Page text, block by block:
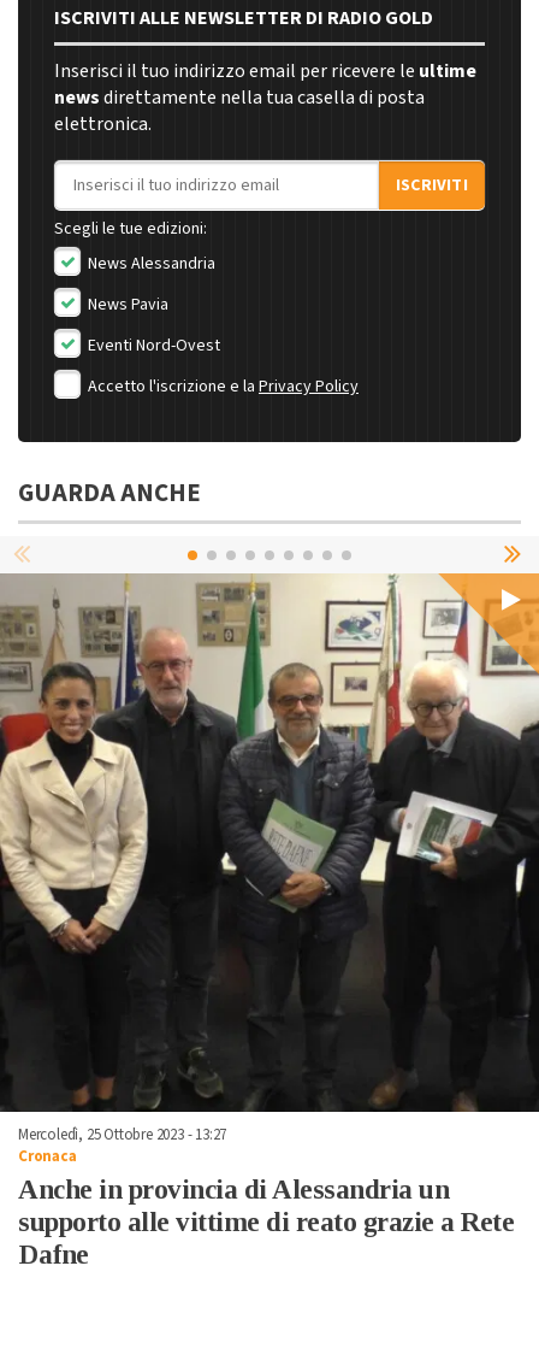
ISCRIVITI ALLE NEWSLETTER DI RADIO GOLD
Inserisci il tuo indirizzo email per ricevere le ultime
newsdirettamente nella tua casella di posta
elettronica.
Indirizzo email
ISCRIVITI
Scegli le tue edizioni:
News Alessandria
News Pavia
Eventi Nord-Ovest
Accetto l'iscrizione e la Privacy Policy
GUARDA ANCHE
Mercoledì, 25 Ottobre 2023 - 13:27
Cronaca
Anche in provincia di Alessandria un
supporto alle vittime di reato grazie a Rete
Dafne